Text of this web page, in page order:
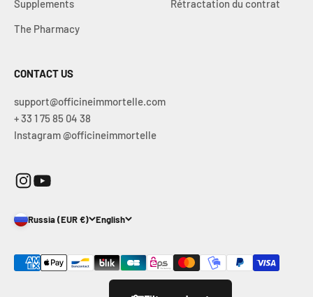
Supplements
The Pharmacy
Rétractation du contrat
CONTACT US
support@officineimmortelle.com
+ 33 1 75 85 04 38
Instagram @officineimmortelle
Russia (EUR €) English